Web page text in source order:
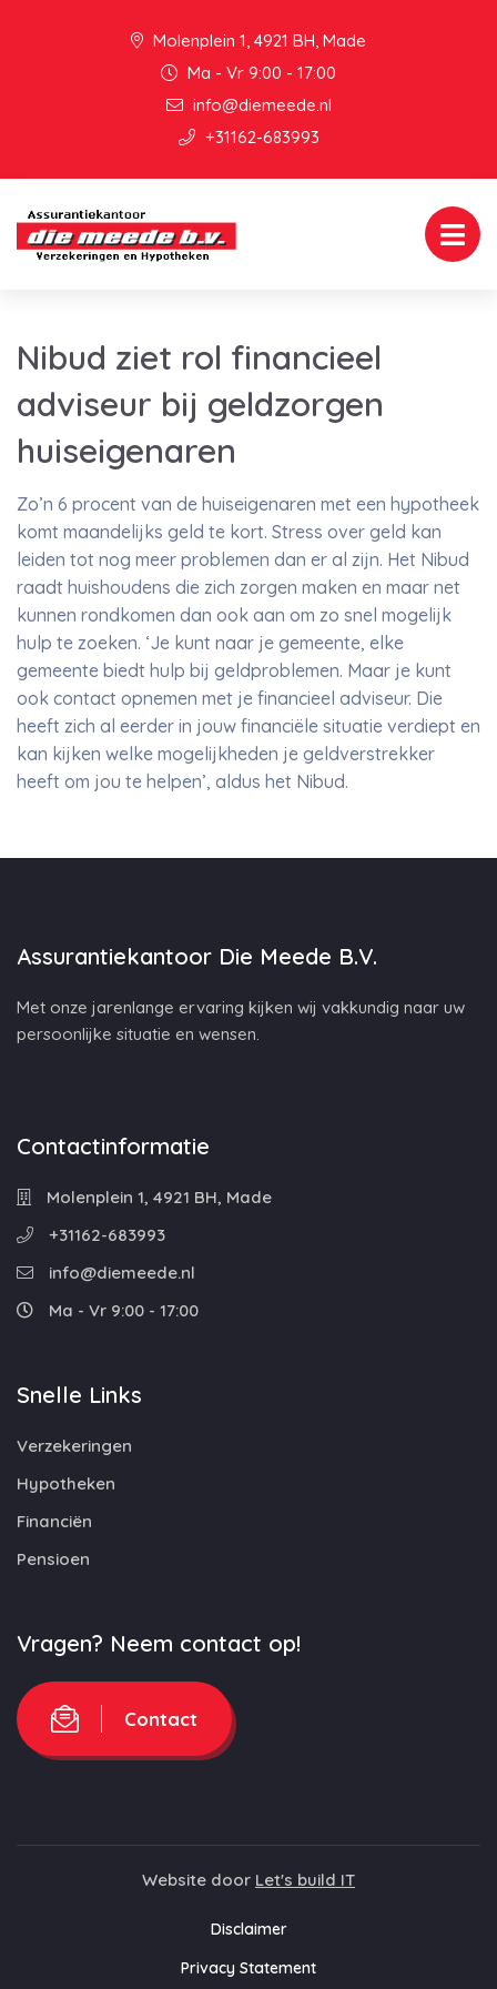
Molenplein 1, 4921 BH, Made
Ma - Vr 9:00 - 17:00
info@diemeede.nl
+31162-683993
Nibud ziet rol financieel
adviseur bij geldzorgen
huiseigenaren
Zo’n 6 procent van de huiseigenaren met een hypotheek
komt maandelijks geld te kort. Stress over geld kan
leiden tot nog meer problemen dan er al zijn. Het Nibud
raadt huishoudens die zich zorgen maken en maar net
kunnen rondkomen dan ook aan om zo snel mogelijk
hulp te zoeken. ‘Je kunt naar je gemeente, elke
gemeente biedt hulp bij geldproblemen. Maar je kunt
ook contact opnemen met je financieel adviseur. Die
heeft zich al eerder in jouw financiële situatie verdiept en
kan kijken welke mogelijkheden je geldverstrekker
heeft om jou te helpen’, aldus het Nibud.
Assurantiekantoor Die Meede B.V.
Met onze jarenlange ervaring kijken wij vakkundig naar uw
persoonlijke situatie en wensen.
Contactinformatie
Molenplein 1, 4921 BH, Made
+31162-683993
info@diemeede.nl
Ma - Vr 9:00 - 17:00
Snelle Links
Verzekeringen
Hypotheken
Financiën
Pensioen
Vragen? Neem contact op!
Contact
Website door Let's build IT
Disclaimer
Privacy Statement